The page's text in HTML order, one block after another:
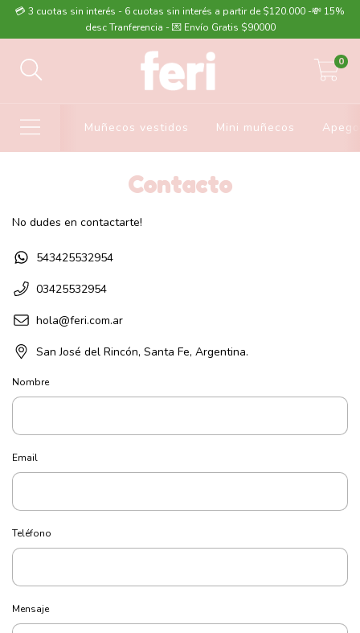
💳 3 cuotas sin interés - 6 cuotas sin interés a partir de $120.000 -💸 15%
desc Tranferencia - 💌 Envío Gratis $90000
0
Muñecos vestidos Mini muñecos
Contacto
No dudes en contactarte!
543425532954
03425532954
hola@feri.com.ar
San José del Rincón, Santa Fe, Argentina.
Nombre
Email
Teléfono
Mensaje